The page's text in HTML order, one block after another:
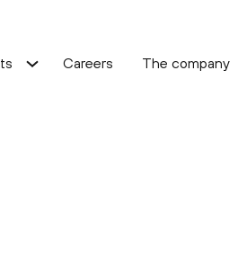
Careers The company